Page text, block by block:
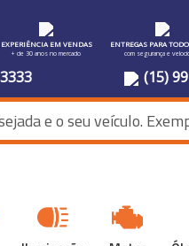
EXPERIÊNCIA EM VENDAS
+ de 30 anos no mercado
ENTREGAS PARA
com segurança e
(15)